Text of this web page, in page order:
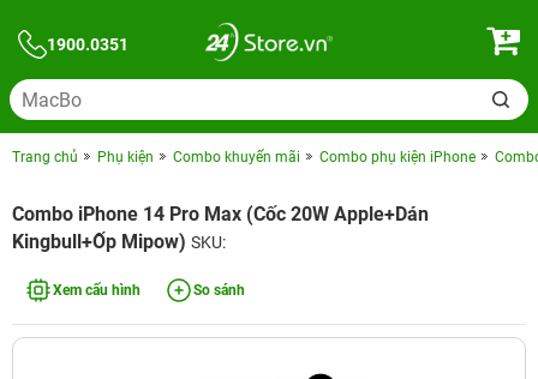
1900.0351
Trang chủ Phụ kiện Combo khuyến mãi Combo phụ kiện iPhone
Combo iPhone 14 Pro Max (Cốc 20W Apple+Dán
Kingbull+Ốp Mipow) SKU:
Xem cấu hình So sánh